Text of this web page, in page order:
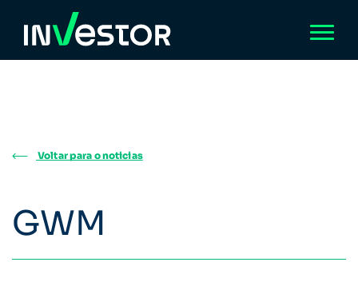
Voltar para o noticias
GWM